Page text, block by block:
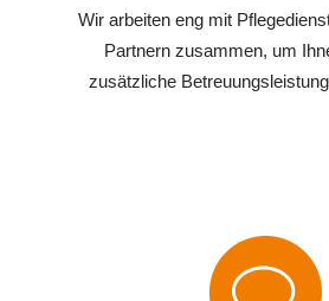
Wir arbeiten eng mit
Partnern zusammen, um
zusätzliche